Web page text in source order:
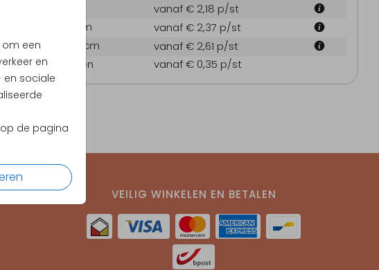
om een
en
en sociale
de pagina
vanaf € 2,18 p/st
17.1 × 11.4 cm
vanaf € 2,37 p/st
21.6 × 14.4 cm
vanaf € 2,61 p/st
Enveloppen
vanaf € 0,35 p/st
4.65 VEILIG WINKELEN EN BETALEN